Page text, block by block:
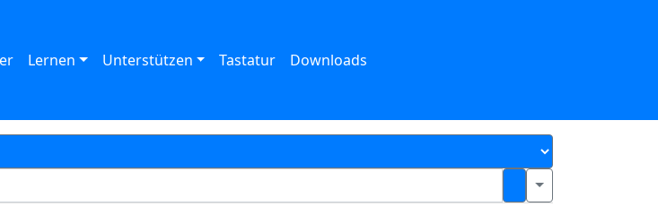
Lernen Unterstützen Tastatur Downloads